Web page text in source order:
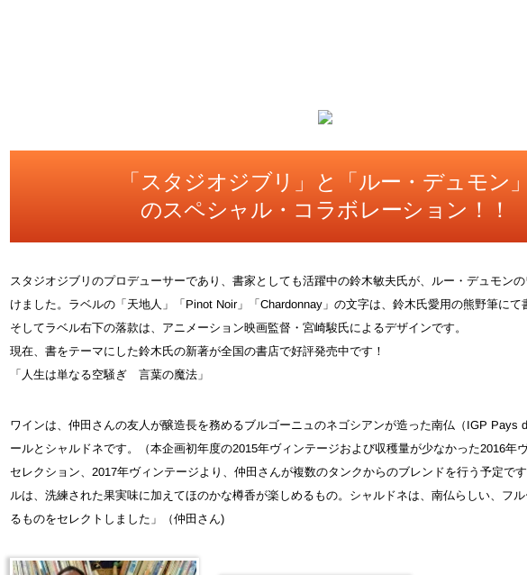
「スタジオジブリ」と「ルー・デュモン」
のスペシャル・コラボレーション！！
スタジオジブリのプロデューサーであり、書家としても活躍中の鈴木敏夫氏が、ルー・デュモン
けました。ラベルの「天地人」「Pinot Noir」「Chardonnay」の文字は、鈴木氏愛用の熊野筆にて
そしてラベル右下の落款は、アニメーション映画監督・宮崎駿氏によるデザインです。
現在、書をテーマにした鈴木氏の新著が全国の書店で好評発売中です！
「人生は単なる空騒ぎ 言葉の魔法」
ワインは、仲田さんの友人が醸造長を務めるブルゴーニュのネゴシアンが造った南仏（IGP Pays
ールとシャルドネです。（本企画初年度の2015年ヴィンテージおよび収穫量が少なかった2016年
セレクション、2017年ヴィンテージより、仲田さんが複数のタンクからのブレンドを行う予定で
ルは、洗練された果実味に加えてほのかな樽香が楽しめるもの。シャルドネは、南仏らしい、フ
るものをセレクトしました」（仲田さん)